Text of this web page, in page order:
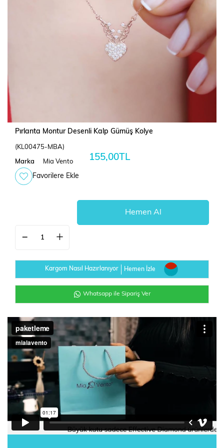
Pırlanta Montur Desenli Kalp Gümüş Kolye
(KL00475-MBA)
Marka Mia Vento 155,00TL
Favorilere Ekle
Kargom Nasıl Hazırlanıyor Hemen İzle
Whatsapp ile Sipariş Ver